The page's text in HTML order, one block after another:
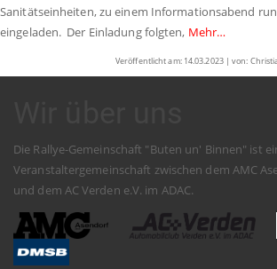
Sanitätseinheiten, zu einem Informationsabend
eingeladen. Der Einladung folgten, Mehr…
Veröffentlicht am: 14.03.2023 | von:
Die Rallye-Gemeinschaft "Buten un' Binnen" ist
Veranstaltergemeinschaft zwischen dem AMC
und dem AC Verden e.V. im ADAC.